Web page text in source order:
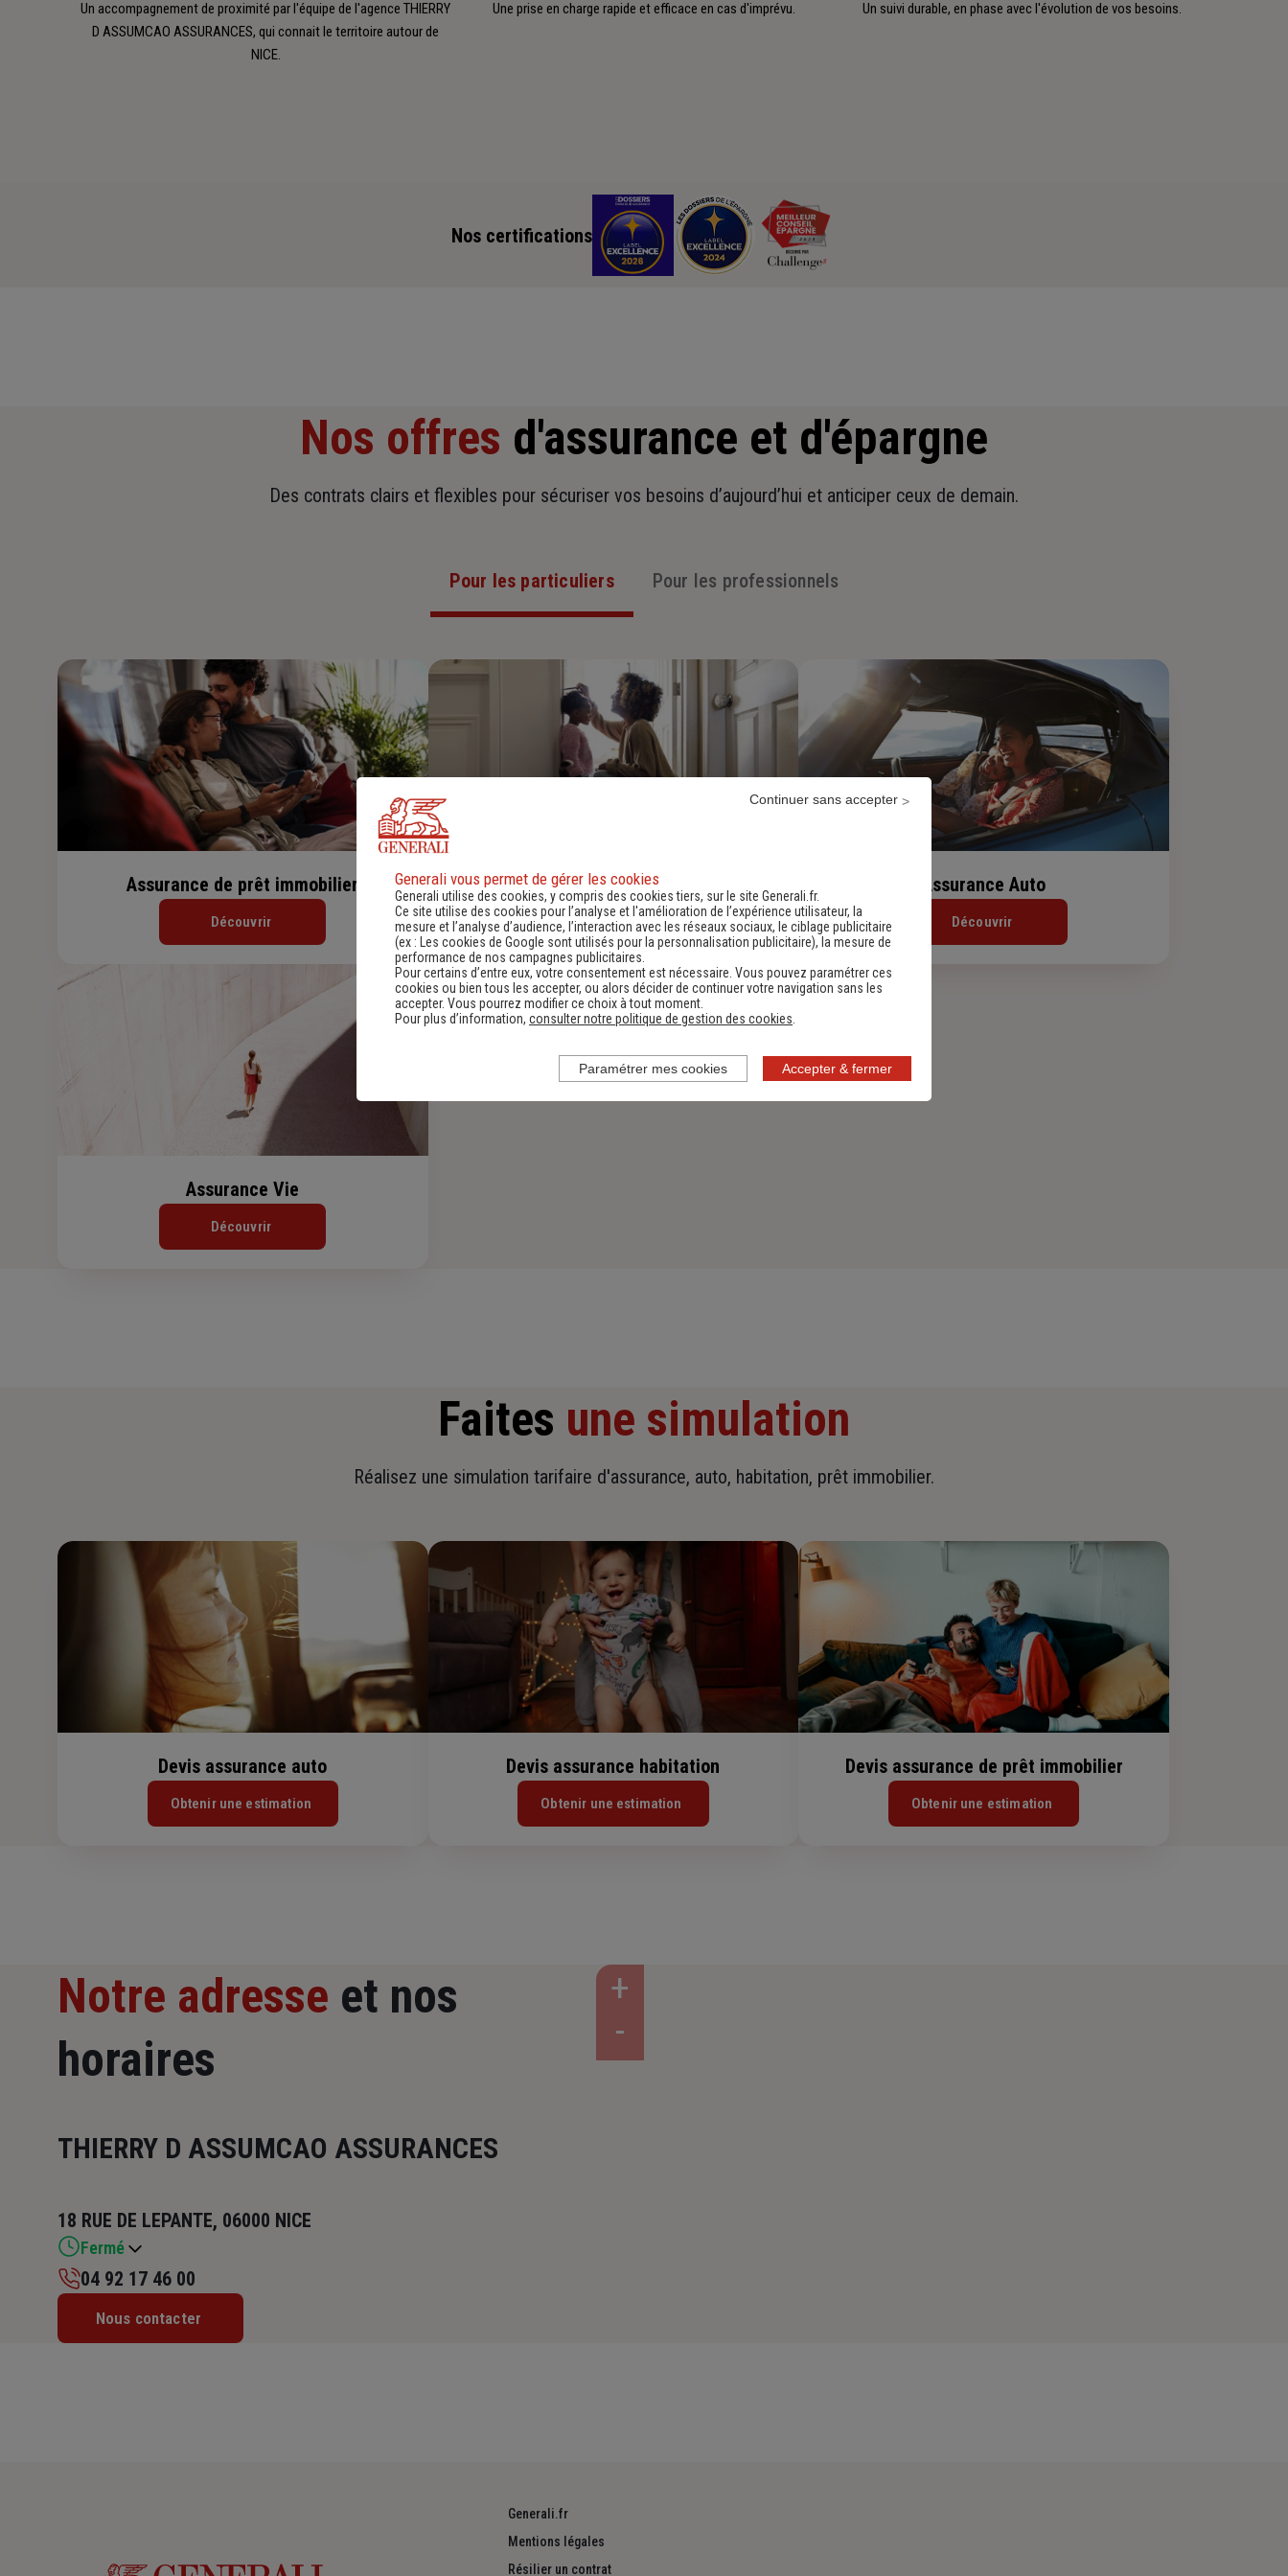
Un accompagnement de proximité par l'équipe de l'agence THIERRY
D ASSUMCAO ASSURANCES, qui connait le territoire autour de
NICE.
Une prise en charge rapide et efficace en cas d'imprévu. Un suivi durable, en phase avec l'évolution de vos besoins.
Nos certifications
Nos offres d'assurance et d'épargne
Des contrats clairs et flexibles pour sécuriser vos besoins d’aujourd’hui et anticiper ceux de demain.
Pour les particuliers Pour les professionnels
Assurance de prêt immobilier
Découvrir
Assurance Habitation
Découvrir
Assurance Auto
Découvrir
Assurance Vie
Découvrir
Faites une simulation
Réalisez une simulation tarifaire d'assurance, auto, habitation, prêt immobilier.
Devis assurance auto
Obtenir une estimation
Devis assurance habitation
Obtenir une estimation
Devis assurance de prêt immobilier
Obtenir une estimation
Notre adresse et nos
horaires
THIERRY D ASSUMCAO ASSURANCES
18 RUE DE LEPANTE, 06000 NICE
Fermé
Mardi : 09h – 12h / 14h – 18h
04 92 17 46 00
Nous contacter
Generali.fr
Mentions légales
Résilier un contrat
Generali vous permet de gérer les cookies
Generali utilise des cookies, y compris des cookies tiers, sur le site Generali.fr.
Ce site utilise des cookies pour l’analyse et l'amélioration de l’expérience utilisateur, la
mesure et l’analyse d’audience, l’interaction avec les réseaux sociaux, le ciblage publicitaire
(ex :
Les cookies de Google sont utilisés pour la personnalisation publicitaire), la mesure de
performance de nos campagnes publicitaires.
Pour certains d’entre eux, votre consentement est nécessaire. Vous pouvez paramétrer ces
cookies ou bien tous les accepter, ou alors décider de continuer votre navigation sans les
accepter. Vous pourrez modifier ce choix à tout moment.
Pour plus d’information, consulter notre politique de gestion des cookies
Accepter & fermer
Continuer sans accepter
Paramétrer mes cookies